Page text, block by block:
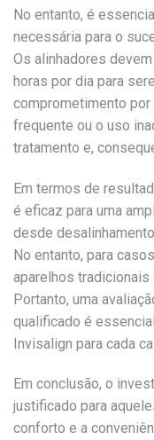
No entanto, é
necessária para o
Os alinhadores
horas por dia para
comprometimento por
frequente ou o uso
tratamento e,
Em termos de
é eficaz para uma
desde
No entanto, para
aparelhos tradicionais
Portanto, uma
qualificado é
Invisalign para cada
Em conclusão, o
justificado para
conforto e a